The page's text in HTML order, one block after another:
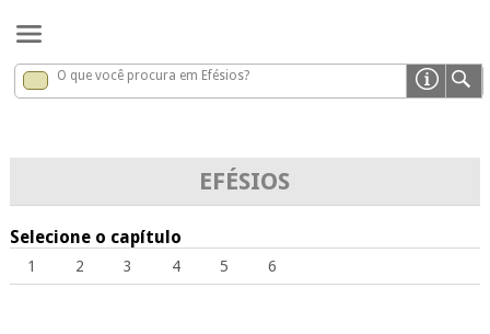
Efésios x
O que você procura em Efésios?
EFÉSIOS
Selecione o capítulo
1 2 3 4 5 6